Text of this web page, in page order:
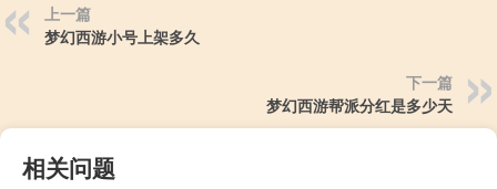
上一篇
梦幻西游小号上架多久
下一篇
梦幻西游帮派分红是多少天
相关问题